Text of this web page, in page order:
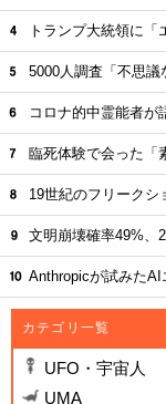
トランプ大統領に
5000人調査「不思議
コロナ的中霊能者が
臨死体験で会った「
19世紀のフリークシ
文明崩壊確率49%、
Anthropicが試みた
カテゴリ一覧
UFO・宇宙人
UMA